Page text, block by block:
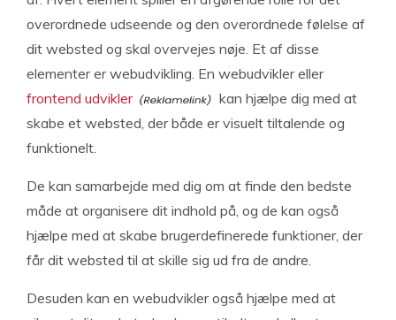
overordnede udseende og den overordnede følelse af
dit websted og skal overvejes nøje. Et af disse
elementer er webudvikling. En webudvikler eller
frontend udvikler
kan hjælpe dig med at
skabe et websted, der både er visuelt tiltalende og
funktionelt.
De kan samarbejde med dig om at finde den bedste
måde at organisere dit indhold på, og de kan også
hjælpe med at skabe brugerdefinerede funktioner, der
får dit websted til at skille sig ud fra de andre.
Desuden kan en webudvikler også hjælpe med at